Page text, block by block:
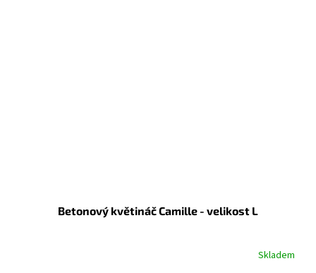
Betonový květináč Camille - velikost L
Skladem